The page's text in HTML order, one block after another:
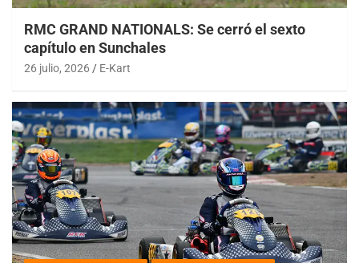
RMC GRAND NATIONALS: Se cerró el sexto
capítulo en Sunchales
26 julio, 2026 E-Kart